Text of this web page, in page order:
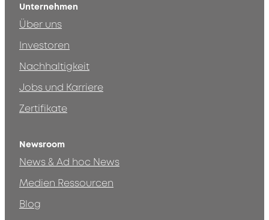
Unternehmen
Über uns
Investoren
Nachhaltigkeit
Jobs und Karriere
Zertifikate
Newsroom
News & Ad hoc News
Medien Ressourcen
Blog